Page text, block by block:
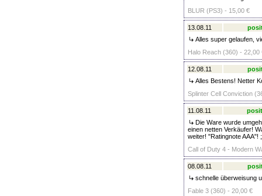
BLUR (PS3) - 15,00 €
13.08.11
Alles super gelaufen,
Halo Reach (360) - 22,00
12.08.11
Alles Bestens! Netter
Splinter Cell Conviction
11.08.11
Die Ware wurde
einen netten Verkäufer!
weiter! "Ratingnote AAA"!
Call of Duty 4 - Modern
08.08.11
schnelle überweisung
Fable 3 (360) - 20,00 €